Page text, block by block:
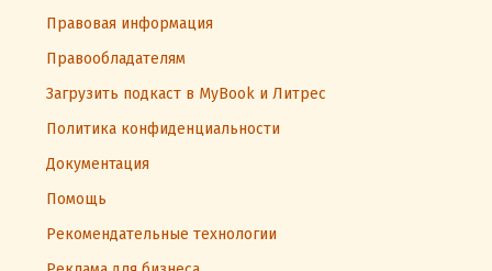
Правовая информация
Правообладателям
Загрузить подкаст в MyBook и Литрес
Политика конфиденциальности
Документация
Помощь
Рекомендательные технологии